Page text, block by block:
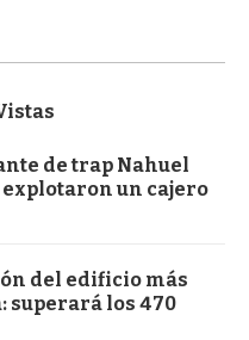
de trap Nahuel
explotaron un cajero
del edificio más
superará los 470